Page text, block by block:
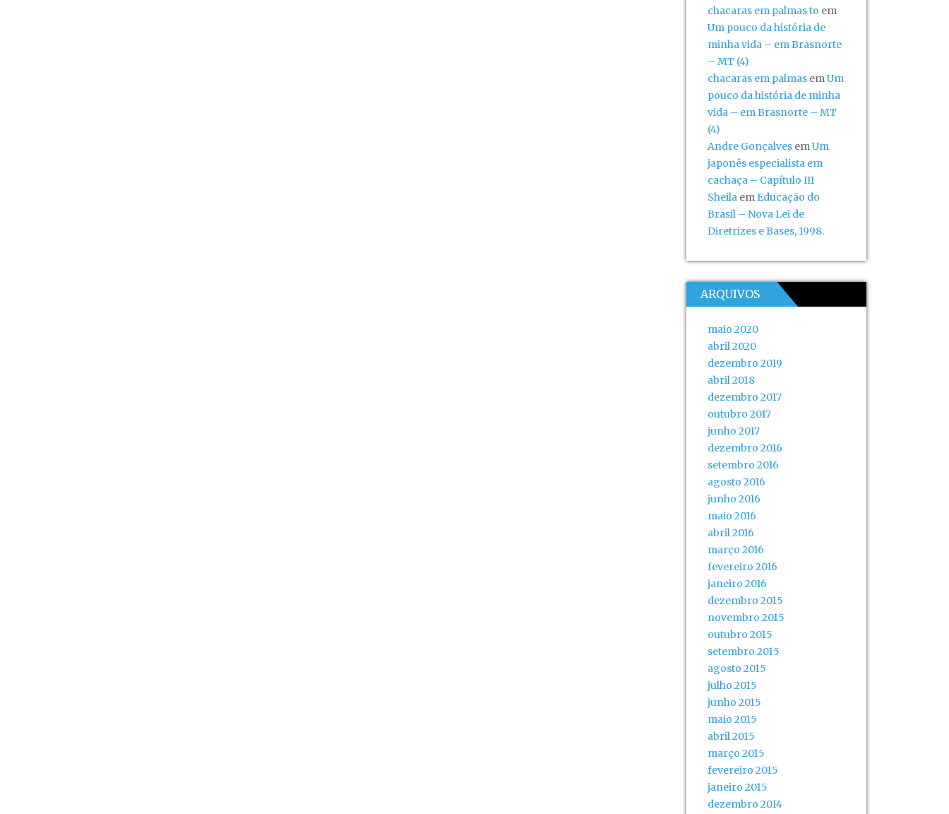
chacaras em palmas to em
Um pouco da história de
minha vida – em Brasnorte
– MT (4)
chacaras em palmas emUm
pouco da história de minha
vida – em Brasnorte – MT
(4)
Andre Gonçalves emUm
japonês especialista em
cachaça – Capítulo III
Sheila em Educação do
Brasil – Nova Lei de
Diretrizes e Bases, 1998.
ARQUIVOS
maio 2020
abril 2020
dezembro 2019
abril 2018
dezembro 2017
outubro 2017
junho 2017
dezembro 2016
setembro 2016
agosto 2016
junho 2016
maio 2016
abril 2016
março 2016
fevereiro 2016
janeiro 2016
dezembro 2015
novembro 2015
outubro 2015
setembro 2015
agosto 2015
julho 2015
junho 2015
maio 2015
abril 2015
março 2015
fevereiro 2015
janeiro 2015
dezembro 2014